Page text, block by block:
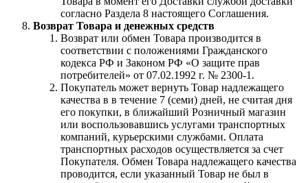
согласно Раздела 8 настоящего Соглашения.
Возврат Товара и денежных средств
Возврат или обмен Товара производится в
соответствии с положениями Гражданского
кодекса РФ и Законом РФ «О защите прав
потребителей» от 07.02.1992 г. № 2300-1.
Покупатель может вернуть Товар надлежащего
качества в в течение 7 (семи) дней, не считая дня
его покупки, в ближайший Розничный магазин
или воспользовавшись услугами транспортных
компаний, курьерскими службами. Оплата
транспортных расходов осуществляется за счет
Покупателя. Обмен Товара надлежащего качества
проводится, если указанный Товар не был в